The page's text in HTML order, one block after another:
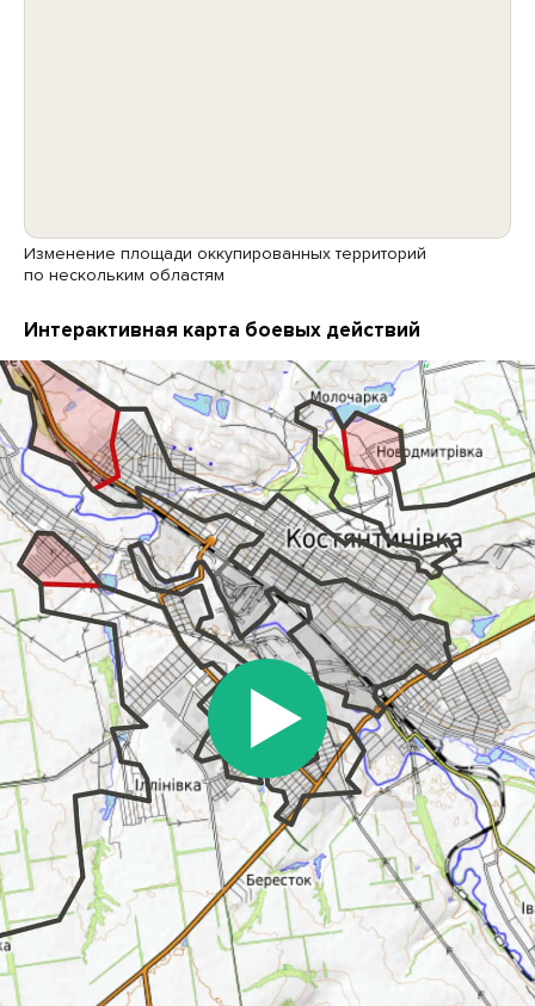
Изменение площади оккупированных территорий
по нескольким областям
Интерактивная карта боевых действий